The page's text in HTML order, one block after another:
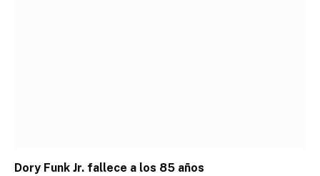
Dory Funk Jr. fallece a los 85 años